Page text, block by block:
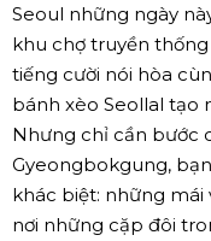
Seoul những ngày
khu chợ truyền
tiếng cười nói hòa
bánh xèo Seollal tạo
Nhưng chỉ cần bước
Gyeongbokgung,
khác biệt: những
nơi những cặp đôi